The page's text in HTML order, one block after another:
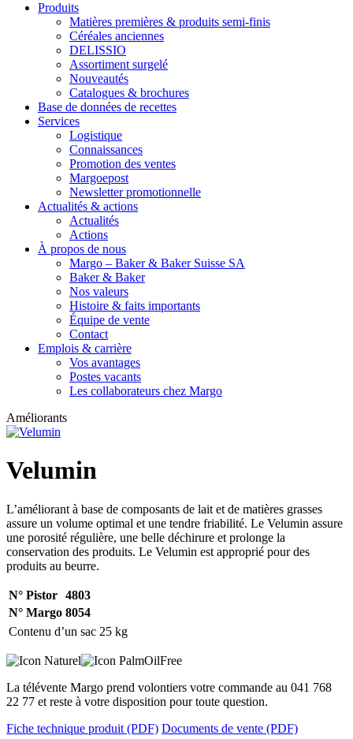
Produits
Matières premières & produits semi-finis
Céréales anciennes
DELISSIO
Assortiment surgelé
Nouveautés
Catalogues & brochures
Base de données de recettes
Services
Logistique
Connaissances
Promotion des ventes
Margoepost
Newsletter promotionnelle
Actualités & actions
Actualités
Actions
À propos de nous
Margo – Baker & Baker Suisse SA
Baker & Baker
Nos valeurs
Histoire & faits importants
Équipe de vente
Contact
Emplois & carrière
Vos avantages
Postes vacants
Les collaborateurs chez Margo
Améliorants
Velumin
L’améliorant à base de composants de lait et de matières grasses
assure un volume optimal et une tendre friabilité. Le Velumin assure
une porosité régulière, une belle déchirure et prolonge la
conservation des produits. Le Velumin est approprié pour des
produits au beurre.
N° Pistor 4803
N° Margo 8054
Contenu d’un sac 25 kg
La télévente Margo prend volontiers votre commande au 041 768
22 77 et reste à votre disposition pour toute question.
Fiche technique produit (PDF) Documents de vente (PDF)